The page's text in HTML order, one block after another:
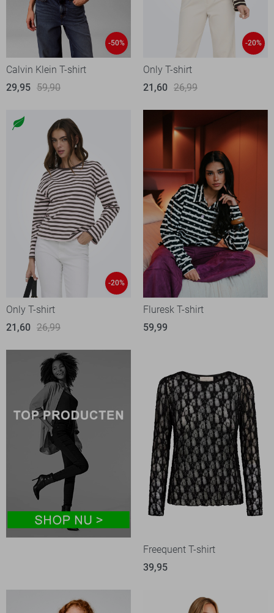
-50%
Calvin Klein T-shirt
29,95 59,90
-20%
Only T-shirt
21,60 26,99
-20%
Only T-shirt
21,60 26,99
Fluresk T-shirt
59,99
Freequent T-shirt
39,95